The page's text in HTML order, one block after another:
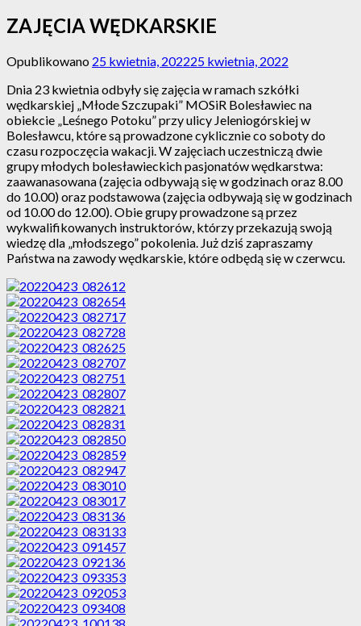
ZAJĘCIA WĘDKARSKIE
Opublikowano 25 kwietnia, 202225 kwietnia, 2022
Dnia 23 kwietnia odbyły się zajęcia w ramach szkółki
wędkarskiej „Młode Szczupaki” MOSiR Bolesławiec na
obiekcie „Leśnego Potoku” przy ulicy Jeleniogórskiej w
Bolesławcu, które są prowadzone cyklicznie co soboty do
czasu rozpoczęcia wakacji. W zajęciach uczestniczą dwie
grupy młodych bolesławieckich pasjonatów wędkarstwa:
zaawanasowana (zajęcia odbywają się w godzinach oraz 8.00
do 10.00) oraz podstawowa (zajęcia odbywają się w godzinach
od 10.00 do 12.00). Obie grupy prowadzone są przez
wykwalifikowanych instruktorów, którzy przekazują swoją
wiedzę dla „młodszego” pokolenia. Już dziś zapraszamy
Państwa na zawody wędkarskie, które odbędą się w czerwcu.